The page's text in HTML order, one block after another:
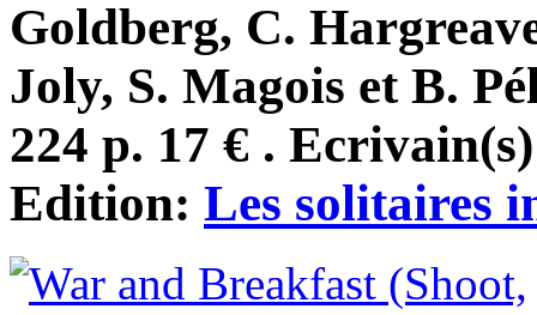
Goldberg, C.
Joly, S. Magois et B.
224 p. 17 € .
Edition: Les solitaires